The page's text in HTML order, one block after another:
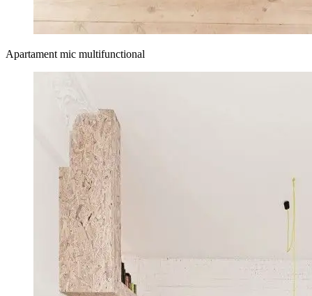
Apartament mic multifunctional